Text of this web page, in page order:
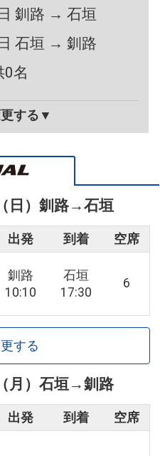
釧路 → 石垣
石垣 → 釧路
0名
する▼
） 釧路→石垣
出発 到着 空席
釧路
10:10
石垣
17:30
6
する
） 石垣→釧路
出発 到着 空席